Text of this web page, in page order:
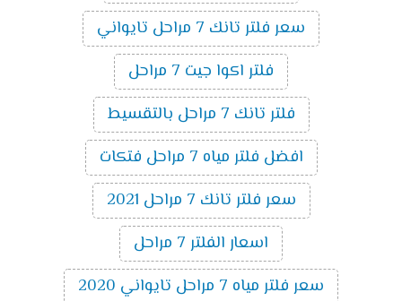
سعر فلتر تانك 7 مراحل تايواني
فلتر اكوا جيت 7 مراحل
فلتر تانك 7 مراحل بالتقسيط
افضل فلتر مياه 7 مراحل فتكات
سعر فلتر تانك 7 مراحل 2021
اسعار الفلتر 7 مراحل
سعر فلتر مياه 7 مراحل تايواني 2020